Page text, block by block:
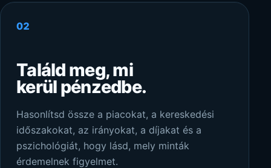
02
Találd meg, mi
kerül pénzedbe.
Hasonlítsd össze a piacokat, a kereskedési
időszakokat, az irányokat, a díjakat és a
pszichológiát, hogy lásd, mely minták
érdemelnek figyelmet.